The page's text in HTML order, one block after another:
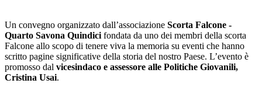
Un convegno organizzato dall’associazione Scorta Falcone -
Quarto Savona Quindici fondata da uno dei membri della scorta
Falcone allo scopo di tenere viva la memoria su eventi che hanno
scritto pagine significative della storia del nostro Paese. L’evento è
promosso dal vicesindaco e assessore alle Politiche Giovanili,
Cristina Usai.